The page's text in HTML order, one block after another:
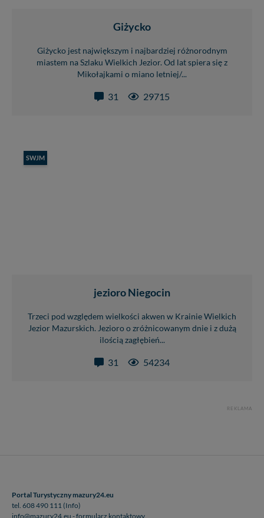
Giżycko
Giżycko jest największym i najbardziej różnorodnym
miastem na Szlaku Wielkich Jezior. Od lat spiera się z
Mikołajkami o miano letniej/...
31 29715
SWJM
jezioro Niegocin
Trzeci pod względem wielkości akwen w Krainie Wielkich
Jezior Mazurskich. Jezioro o zróżnicowanym dnie i z dużą
ilością zagłębień...
31 54234
REKLAMA
Portal Turystyczny mazury24.eu
tel. 608 490 111 (Info)
info@mazury24.eu - formularz kontaktowy.